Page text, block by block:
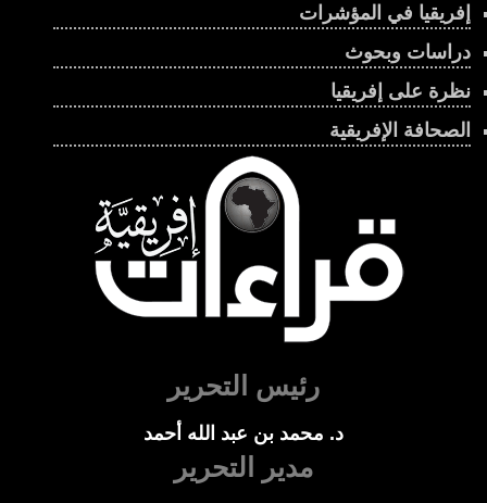
إفريقيا في المؤشرات
دراسات وبحوث
نظرة على إفريقيا
الصحافة الإفريقية
رئيس التحرير
د. محمد بن عبد الله أحمد
مدير التحرير